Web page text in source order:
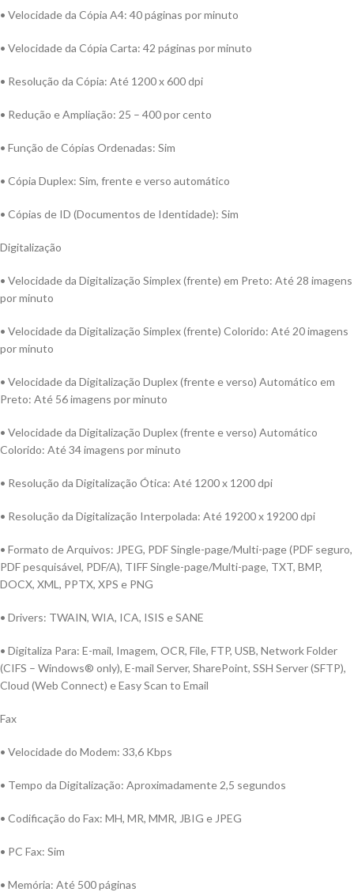
• Velocidade da Cópia A4: 40 páginas por minuto
• Velocidade da Cópia Carta: 42 páginas por minuto
• Resolução da Cópia: Até 1200 x 600 dpi
• Redução e Ampliação: 25 – 400 por cento
• Função de Cópias Ordenadas: Sim
• Cópia Duplex: Sim, frente e verso automático
• Cópias de ID (Documentos de Identidade): Sim
Digitalização
• Velocidade da Digitalização Simplex (frente) em Preto: Até 28 imagens
por minuto
• Velocidade da Digitalização Simplex (frente) Colorido: Até 20 imagens
por minuto
• Velocidade da Digitalização Duplex (frente e verso) Automático em
Preto: Até 56 imagens por minuto
• Velocidade da Digitalização Duplex (frente e verso) Automático
Colorido: Até 34 imagens por minuto
• Resolução da Digitalização Ótica: Até 1200 x 1200 dpi
• Resolução da Digitalização Interpolada: Até 19200 x 19200 dpi
• Formato de Arquivos: JPEG, PDF Single-page/Multi-page (PDF seguro,
PDF pesquisável, PDF/A), TIFF Single-page/Multi-page, TXT, BMP,
DOCX, XML, PPTX, XPS e PNG
• Drivers: TWAIN, WIA, ICA, ISIS e SANE
• Digitaliza Para: E-mail, Imagem, OCR, File, FTP, USB, Network Folder
(CIFS – Windows® only), E-mail Server, SharePoint, SSH Server (SFTP),
Cloud (Web Connect) e Easy Scan to Email
Fax
• Velocidade do Modem: 33,6 Kbps
• Tempo da Digitalização: Aproximadamente 2,5 segundos
• Codificação do Fax: MH, MR, MMR, JBIG e JPEG
• PC Fax: Sim
• Memória: Até 500 páginas